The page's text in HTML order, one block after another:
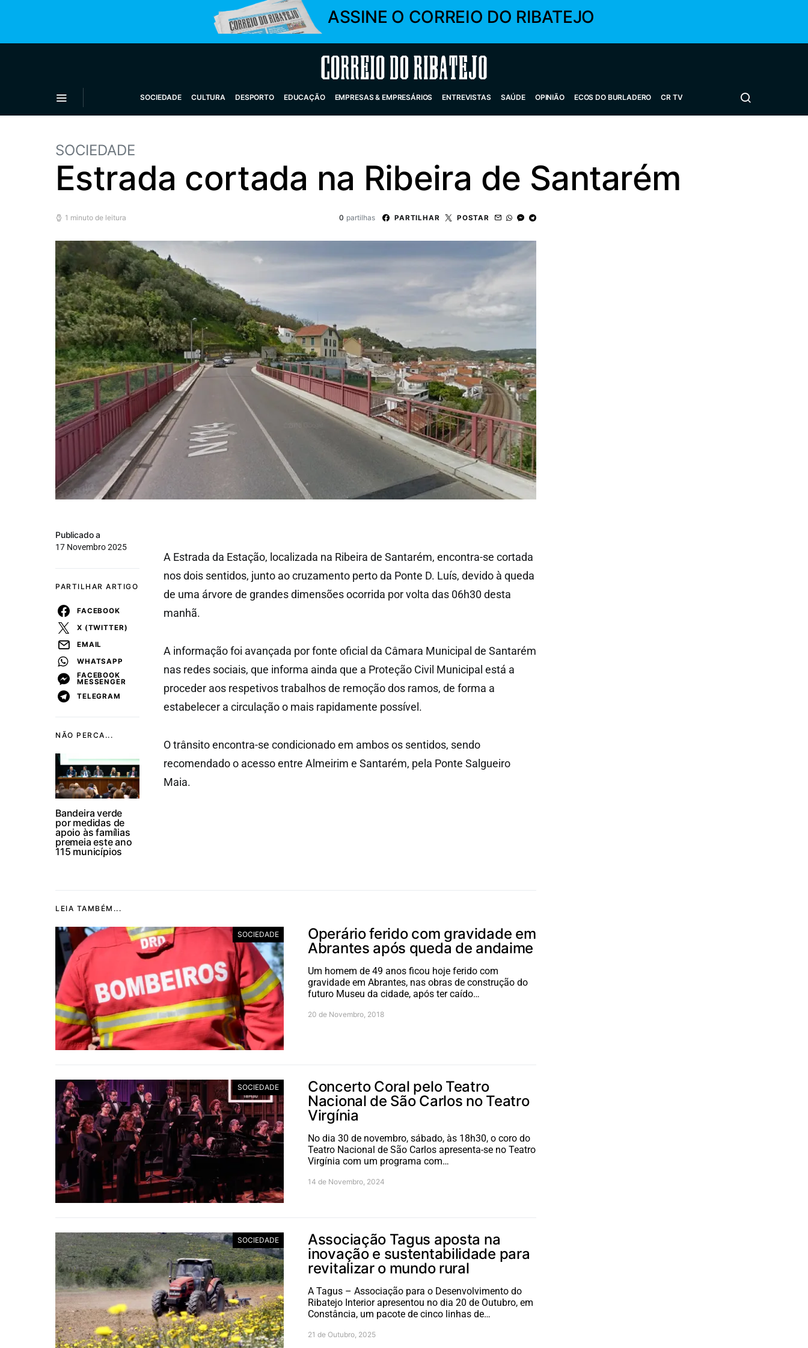
ASSINE O CORREIO DO RIBATEJO
Correio do Ribatejo
SOCIEDADE CULTURA DESPORTO EDUCAÇÃO EMPRESAS & EMPRESÁRIOS ENTREVISTAS SAÚDE OPINIÃO ECOS DO BURLADERO CR TV
SOCIEDADE
Estrada cortada na Ribeira de Santarém
1 minuto de leitura 0 partilhas PARTILHAR POSTAR
NÃO PERCA...
Bandeira verde
por medidas de
apoio às famílias
premeia este ano
115 municípios
Publicado a
17 Novembro 2025
PARTILHAR ARTIGO
FACEBOOK
X (TWITTER)
EMAIL
WHATSAPP
FACEBOOK
MESSENGER
TELEGRAM
A Estrada da Estação, localizada na Ribeira de Santarém, encontra-se cortada
nos dois sentidos, junto ao cruzamento perto da Ponte D. Luís, devido à queda
de uma árvore de grandes dimensões ocorrida por volta das 06h30 desta
manhã.
A informação foi avançada por fonte oficial da Câmara Municipal de Santarém
nas redes sociais, que informa ainda que a Proteção Civil Municipal está a
proceder aos respetivos trabalhos de remoção dos ramos, de forma a
estabelecer a circulação o mais rapidamente possível.
O trânsito encontra-se condicionado em ambos os sentidos, sendo
recomendado o acesso entre Almeirim e Santarém, pela Ponte Salgueiro
Maia.
LEIA TAMBÉM...
SOCIEDADE
Operário ferido com gravidade em
Abrantes após queda de andaime
Um homem de 49 anos ficou hoje ferido com
gravidade em Abrantes, nas obras de construção do
futuro Museu da cidade, após ter caído…
20 de Novembro, 2018
SOCIEDADE
Concerto Coral pelo Teatro
Nacional de São Carlos no Teatro
Virgínia
No dia 30 de novembro, sábado, às 18h30, o coro do
Teatro Nacional de São Carlos apresenta-se no Teatro
Virgínia com um programa com…
14 de Novembro, 2024
SOCIEDADE
Associação Tagus aposta na
inovação e sustentabilidade para
revitalizar o mundo rural
A Tagus – Associação para o Desenvolvimento do
Ribatejo Interior apresentou no dia 20 de Outubro, em
Constância, um pacote de cinco linhas de…
21 de Outubro, 2025